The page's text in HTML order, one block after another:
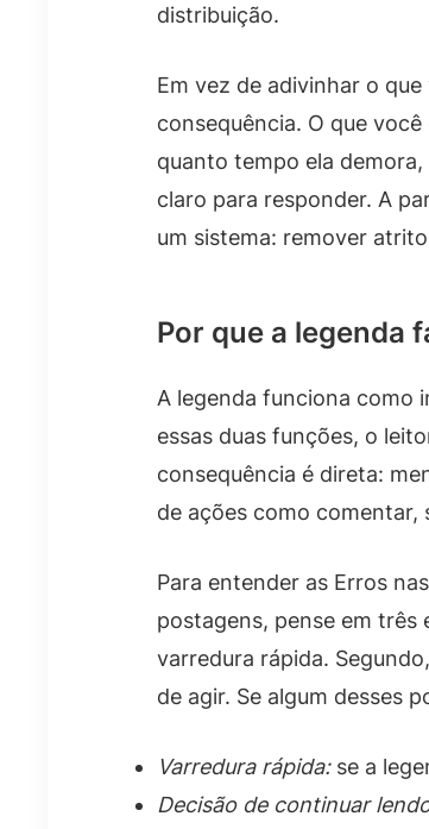
distribuição.
Em vez de adivinhar o
consequência. O que
quanto tempo ela
claro para responder. A
um sistema: remover
Por que a legenda
A legenda funciona como
essas duas funções, o
consequência é direta:
de ações como comentar,
Para entender as Erros
postagens, pense em três
varredura rápida.
de agir. Se algum desses
Varredura rápida:se a
Decisão de continuar